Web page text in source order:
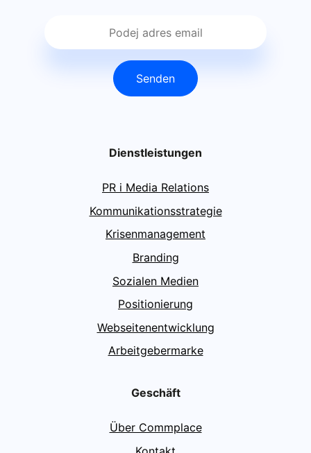
Senden
Dienstleistungen
PR i Media Relations
Kommunikationsstrategie
Krisenmanagement
Branding
Sozialen Medien
Positionierung
Webseitenentwicklung
Arbeitgebermarke
Geschäft
Über Commplace